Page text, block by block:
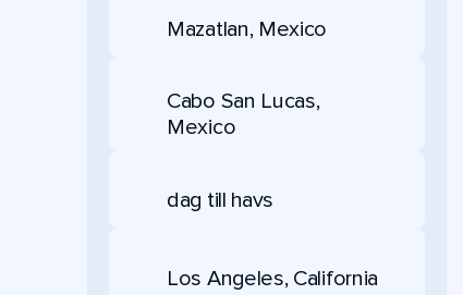
Mazatlan, Mexico
Cabo San Lucas,
Mexico
dag till havs
Los Angeles, California